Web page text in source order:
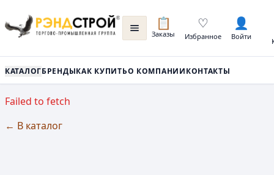
📋
Заказы
♡
Избранное
👤
Войти
КАТАЛОГБРЕНДЫКАК КУПИТЬО КОМПАНИИКОНТАКТЫ
Failed to fetch
← В каталог